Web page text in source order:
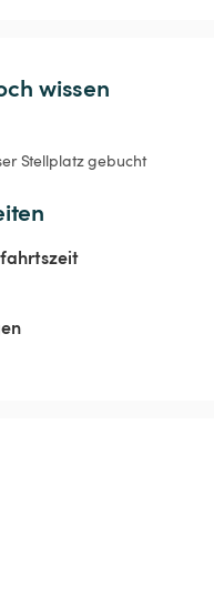
wissen
Stellplatz gebucht